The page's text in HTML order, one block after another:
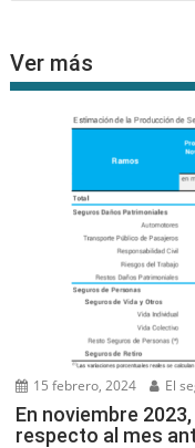
Ver más
15 febrero, 2024 El
En noviembre
respecto al mes